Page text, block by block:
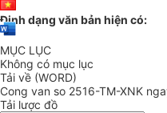
Định dạng văn bản hiện có:
MỤC LỤC
Không có mục lục
Tải về (WORD)
Cong van so 2516-TM-XNK
Tải lược đồ